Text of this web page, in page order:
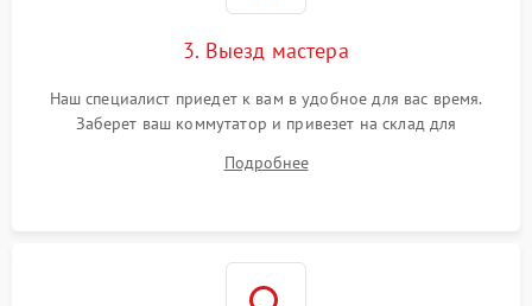
3. Выезд мастера
Наш специалист приедет к вам в удобное для вас время.
Заберет ваш коммутатор и привезет на склад для
Подробнее